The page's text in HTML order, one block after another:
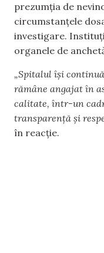
prezumția de
circumstanțele
investigare.
organele de
„Spitalul își
rămâne angajat în
calitate, într-un
transparență și
în reacție.